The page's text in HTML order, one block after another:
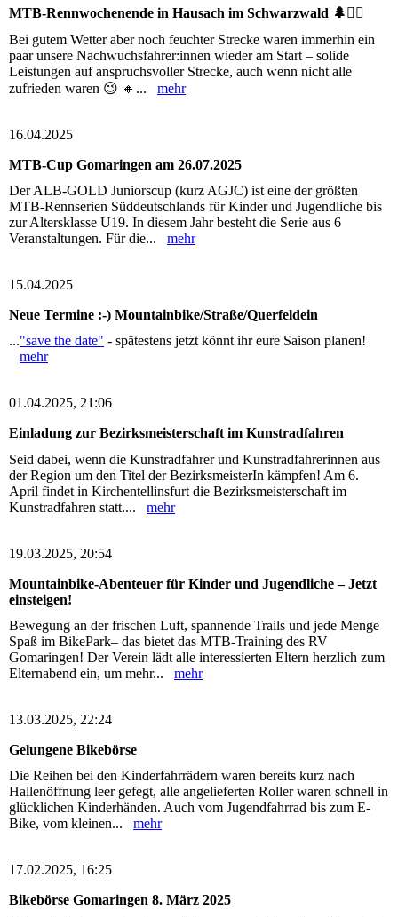
MTB-Rennwochenende in Hausach im Schwarzwald 🌲🚴‍♂️
Bei gutem Wetter aber noch feuchter Strecke waren immerhin ein
paar unsere Nachwuchsfahrer:innen wieder am Start – solide
Leistungen auf anspruchsvoller Strecke, auch wenn nicht alle
zufrieden waren 😉 🔸... mehr
16.04.2025
MTB-Cup Gomaringen am 26.07.2025
Der ALB-GOLD Juniorscup (kurz AGJC) ist eine der größten
MTB-Rennserien Süddeutschlands für Kinder und Jugendliche bis
zur Altersklasse U19. In diesem Jahr besteht die Serie aus 6
Veranstaltungen. Für die... mehr
15.04.2025
Neue Termine :-) Mountainbike/Straße/Querfeldein
..."save the date" - spätestens jetzt könnt ihr eure Saison planen!
mehr
01.04.2025, 21:06
Einladung zur Bezirksmeisterschaft im Kunstradfahren
Seid dabei, wenn die Kunstradfahrer und Kunstradfahrerinnen aus
der Region um den Titel der BezirksmeisterIn kämpfen! Am 6.
April findet in Kirchentellinsfurt die Bezirksmeisterschaft im
Kunstradfahren statt.... mehr
19.03.2025, 20:54
Mountainbike-Abenteuer für Kinder und Jugendliche – Jetzt
einsteigen!
Bewegung an der frischen Luft, spannende Trails und jede Menge
Spaß im BikePark– das bietet das MTB-Training des RV
Gomaringen! Der Verein lädt alle interessierten Eltern herzlich zum
Elternabend ein, um mehr... mehr
13.03.2025, 22:24
Gelungene Bikebörse
Die Reihen bei den Kinderfahrrädern waren bereits kurz nach
Hallenöffnung leer gefegt, alle angelieferten Roller waren schnell in
glücklichen Kinderhänden. Auch vom Jugendfahrrad bis zum E-
Bike, vom kleinen... mehr
17.02.2025, 16:25
Bikebörse Gomaringen 8. März 2025